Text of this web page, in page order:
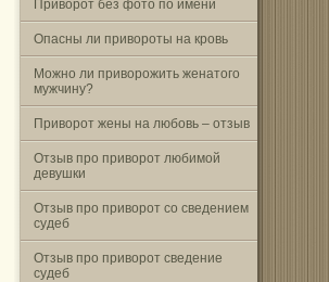
Приворот без фото по имени
Опасны ли привороты на кровь
Можно ли приворожить женатого
мужчину?
Приворот жены на любовь – отзыв
Отзыв про приворот любимой
девушки
Отзыв про приворот со сведением
судеб
Отзыв про приворот сведение
судеб